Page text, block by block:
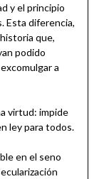
y el principio
Esta diferencia,
que,
podido
a
virtud: impide
ley para todos.
en el seno